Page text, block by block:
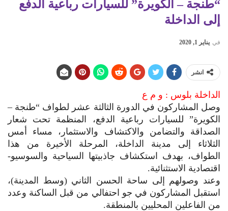
“طنجة – الكويرة” للسيارات رباعية الدفع
إلى الداخلة
في يناير 1, 2020
انشر
الداخلة بلوس : و م ع
وصل المشاركون في الدورة الثالثة عشر لطواف “طنجة –
الكويرة” للسيارات رباعية الدفع، المنظمة تحت شعار
الصداقة والتضامن والاكتشاف والاستثمار، مساء أمس
الثلاثاء إلى مدينة الداخلة، المرحلة الأخيرة من هذا
الطواف، بهدف استكشاف جاذبيتها السياحية والسوسيو-
اقتصادية الاستثنائية.
وعند وصولهم إلى ساحة الحسن الثاني (وسط المدينة)،
استقبل المشاركون في جو احتفالي من قبل الساكنة وعدد
من الفاعلين المحليين بالمنطقة.